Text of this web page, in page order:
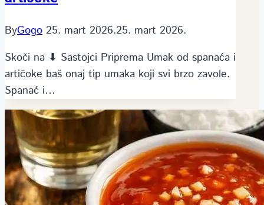
ByGogo 25. mart 2026.25. mart 2026.
Skoči na ⬇ Sastojci Priprema Umak od spanaća i
artičoke baš onaj tip umaka koji svi brzo zavole.
Spanać i…